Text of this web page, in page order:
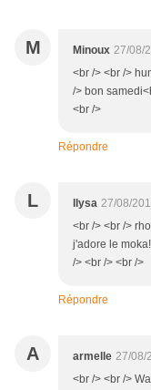
M Minoux 27/08/
<br /> <br />
/> bon
<br />
Répondre
L llysa 27/08/
<br /> <br />
j'adore le
/> <br /> <br />
Répondre
A armelle 27/08/
<br /> <br />